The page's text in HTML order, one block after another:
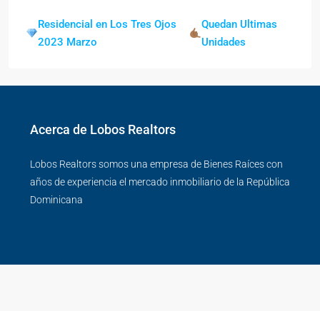
Residencial en Los Tres Ojos
2023 Marzo
Quedan Ultimas
Unidades
Acerca de Lobos Realtors
Lobos Realtors somos una empresa de Bienes Raíces con
años de experiencia el mercado inmobiliario de la República
Dominicana